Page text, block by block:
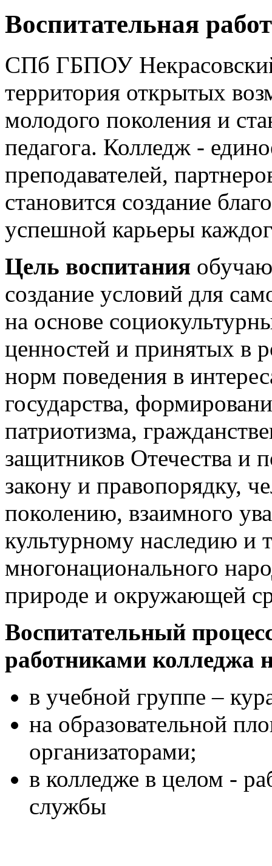
Воспитательная
СПб ГБПОУ
территория открытых
молодого поколения и
педагога. Колледж -
преподавателей,
становится создание
успешной карьеры
Цель воспитания
создание условий для
на основе
ценностей и принятых в
норм поведения в
государства,
патриотизма,
защитников Отечества и
закону и правопорядку,
поколению, взаимного
культурному наследию и
многонационального
природе и окружающей
Воспитательный
работниками колледжа
в учебной группе –
на образовательной
организаторами;
в колледже в целом -
службы